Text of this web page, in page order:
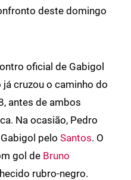
deste domingo
oficial de Gabigol
cruzou o caminho do
antes de ambos
Na ocasião, Pedro
pelo Santos. O
gol de Bruno
rubro-negro.